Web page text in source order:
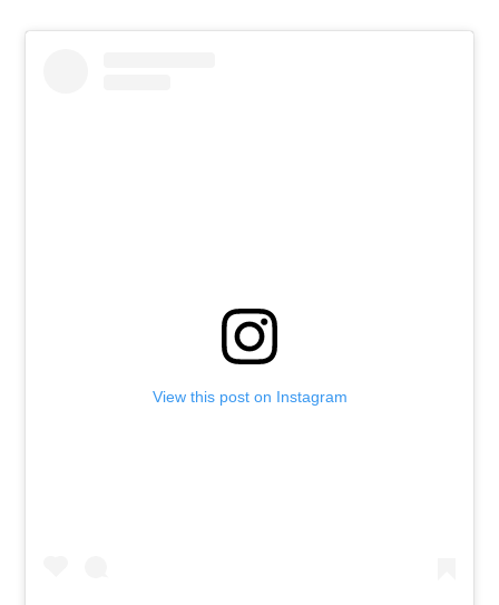
View this post on Instagram